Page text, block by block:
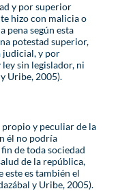
y por superior
hizo con malicia o
pena según esta
potestad superior,
judicial, y por
sin legislador, ni
Uribe, 2005).
propio y peculiar de la
él no podría
de toda sociedad
de la república,
este es también el
y Uribe, 2005).